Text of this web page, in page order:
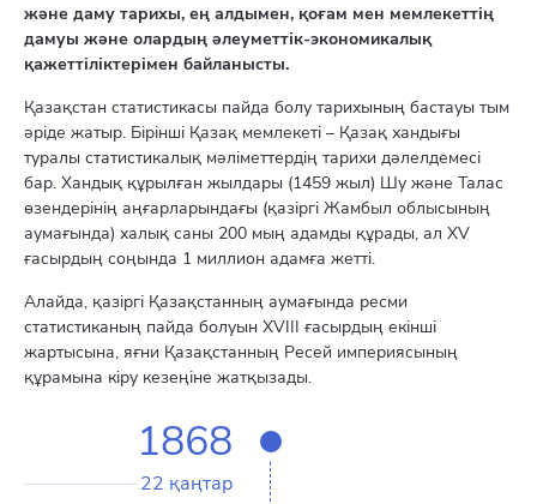
және даму тарихы, ең алдымен, қоғам мен мемлекеттің
дамуы және олардың әлеуметтік-экономикалық
қажеттіліктерімен байланысты.
Қазақстан статистикасы пайда болу тарихының бастауы тым
әріде жатыр. Бірінші Қазақ мемлекеті – Қазақ хандығы
туралы статистикалық мәліметтердің тарихи дәлелдемесі
бар. Хандық құрылған жылдары (1459 жыл) Шу және Талас
өзендерінің аңғарларындағы (қазіргі Жамбыл облысының
аумағында) халық саны 200 мың адамды құрады, ал XV
ғасырдың соңында 1 миллион адамға жетті.
Алайда, қазіргі Қазақстанның аумағында ресми
статистиканың пайда болуын ХVIII ғасырдың екінші
жартысына, яғни Қазақстанның Ресей империясының
құрамына кіру кезеңіне жатқызады.
1868
22 қаңтар